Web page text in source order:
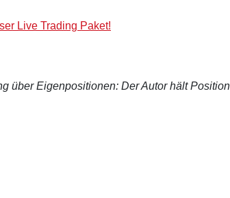
Live Trading Paket!
über Eigenpositionen: Der Autor hält